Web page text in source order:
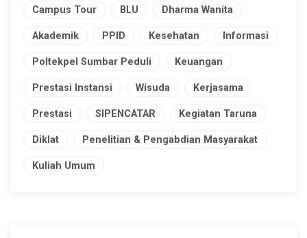
Campus Tour BLU Dharma Wanita
Akademik PPID Kesehatan Informasi
Poltekpel Sumbar Peduli Keuangan
Prestasi Instansi Wisuda Kerjasama
Prestasi SIPENCATAR Kegiatan Taruna
Diklat Penelitian & Pengabdian Masyarakat
Kuliah Umum